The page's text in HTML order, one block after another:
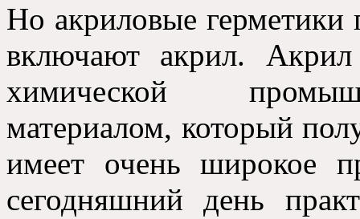
Но акриловые герметики
включают акрил.
химической
материалом, который
имеет очень широкое
сегодняшний день